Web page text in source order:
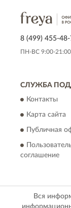
8 (499) 455-
ПН-ВС 9:00-21:00
СЛУЖБА
Контакты
Карта сайта
Публичная
соглашение
Вся